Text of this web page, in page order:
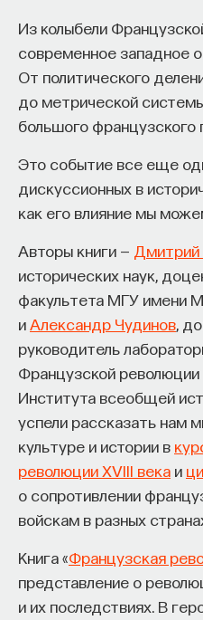
Из колыбели
современное западное
От политического
до метрической
большого французского
Это событие все еще
дискуссионных в
как его влияние мы
Авторы книги — Дмитрий
исторических наук,
факультета МГУ имени
и Александр Чудинов ,
руководитель
Французской революции
Института всеобщей
успели рассказать нам
культуре и истории в
революции XVIII века и
о сопротивлении
войскам в разных
Книга «Французская
представление о
и их последствиях. В
НАУКА
НАУКА ЖУРНАЛ
ФИЛОСОФСКИЙ ПОИСК:
Философский